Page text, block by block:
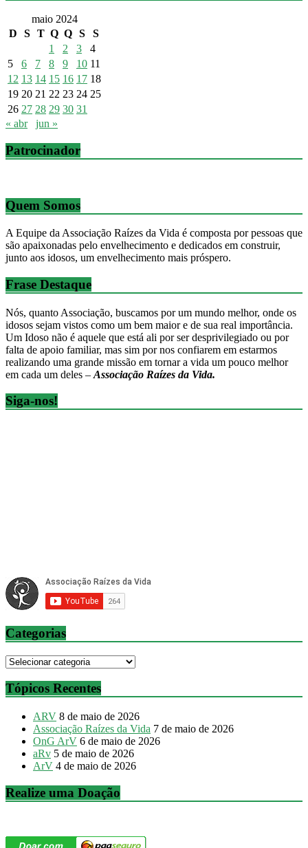
maio 2024
D
S T Q Q S
S
1
2 3
4
5
6 7 8 9 10 11
12 13 14 15 16 17 18
19 20 21 22 23 24 25
26 27 28 29 30 31
« abr
jun »
Patrocinador
Quem Somos
A Equipe da Associação Raízes da Vida é composta por pessoas que
são apaixonadas pelo envelhecimento e dedicados em construir,
junto aos idosos, um envelhecimento mais próspero.
Frase Destaque
Nós, quanto Associação, buscamos por um mundo melhor, onde os
idosos sejam vistos como um bem maior e de sua real importância.
Um Idoso não é aquele que está ali por ser desprivilegiado ou por
falta de apoio familiar, mas sim por nos confiarem em estarmos
realizando uma grande missão em tornar a vida um pouco melhor
em cada um deles – Associação Raízes da Vida.
Siga-nos!
Categorias
Categorias
Tópicos Recentes
ARV 8 de maio de 2026
Associação Raízes da Vida 7 de maio de 2026
OnG ArV 6 de maio de 2026
aRv 5 de maio de 2026
ArV 4 de maio de 2026
Realize uma Doação